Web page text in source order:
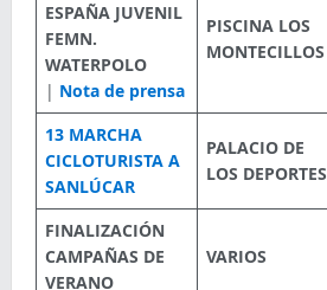
ESPAÑA JUVENIL
FEMN.
WATERPOLO
| Nota de prensa
PISCINA LOS
MONTECILLOS
13 MARCHA
CICLOTURISTA A
SANLÚCAR
PALACIO DE
LOS DEPORTES
FINALIZACIÓN
CAMPAÑAS DE
VERANO
VARIOS